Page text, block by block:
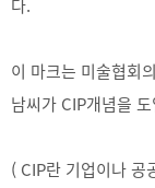
다.
이 마크는 미술협회
남씨가 CIP개념을
( CIP란 기업이나 공